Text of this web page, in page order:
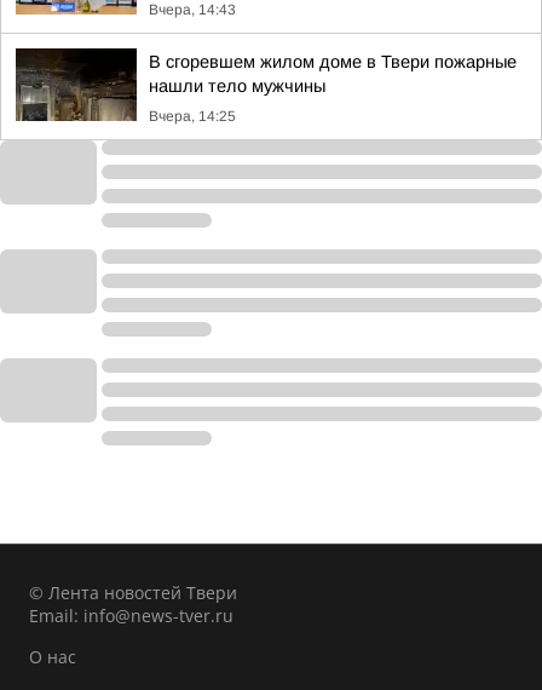
Вчера, 14:43
В сгоревшем жилом доме в Твери пожарные
нашли тело мужчины
Вчера, 14:25
© Лента новостей Твери
Email: info@news-tver.ru
О нас